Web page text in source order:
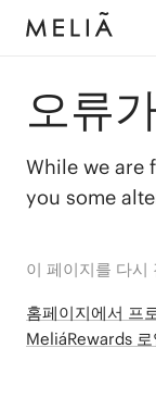
오류
While we are
you some
이 페이지를 다시
홈페이지에서 프
MeliáRewards